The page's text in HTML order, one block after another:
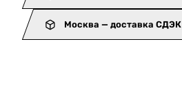
Москва — доставка СДЭК